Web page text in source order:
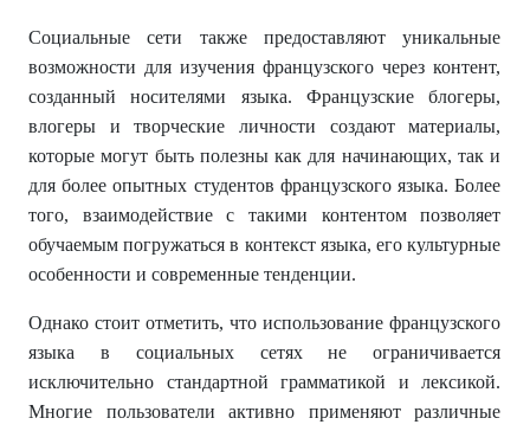
Социальные сети также предоставляют уникальные
возможности для изучения французского через контент,
созданный носителями языка. Французские блогеры,
влогеры и творческие личности создают материалы,
которые могут быть полезны как для начинающих, так и
для более опытных студентов французского языка. Более
того, взаимодействие с такими контентом позволяет
обучаемым погружаться в контекст языка, его культурные
особенности и современные тенденции.
Однако стоит отметить, что использование французского
языка в социальных сетях не ограничивается
исключительно стандартной грамматикой и лексикой.
Многие пользователи активно применяют различные